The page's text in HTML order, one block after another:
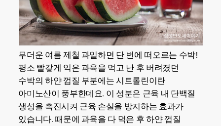
무더운 여름 제철 과일하면 단 번에 떠오르는 수박!
평소 빨갛게 익은 과육을 먹고 난 후 버려졌던
수박의 하얀 껍질 부분에는 시트롤린이란
아미노산이 풍부한데요. 이 성분은 근육 내 단백질
생성을 촉진시켜 근육 손실을 방지하는 효과가
있습니다. 때문에 과육을 다 먹은 후 하얀 껍질